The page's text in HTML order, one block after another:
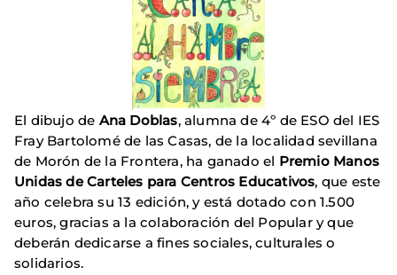
El dibujo de Ana Doblas, alumna de 4º de ESO del IES
Fray Bartolomé de las Casas, de la localidad sevillana
de Morón de la Frontera, ha ganado el Premio Manos
Unidas de Carteles para Centros Educativos, que este
año celebra su 13 edición, y está dotado con 1.500
euros, gracias a la colaboración del Popular y que
deberán dedicarse a fines sociales, culturales o
solidarios.